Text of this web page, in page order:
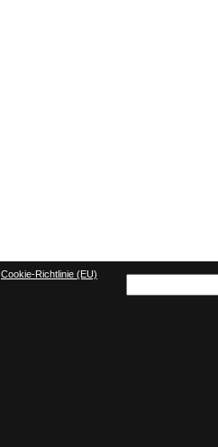
Cookie-Richtlinie (EU)